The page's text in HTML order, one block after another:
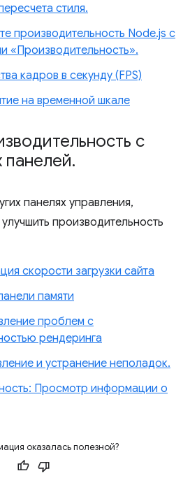
стиля.
производительность Node.js с
«Производительность».
кадров в секунду (FPS)
на временной шкале
с
.
панелях управления,
производительность
скорости загрузки сайта
памяти
проблем с
рендеринга
и устранение неполадок.
Просмотр информации о
оказалась полезной?